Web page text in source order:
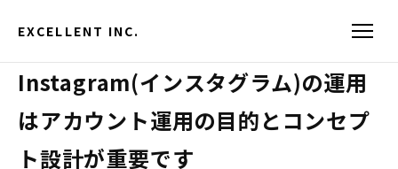
EXCELLENT INC.
Instagram(インスタグラム)の運用
はアカウント運用の目的とコンセプ
ト設計が重要です